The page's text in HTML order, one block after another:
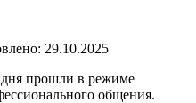
29.10.2025
прошли в режиме
общения.